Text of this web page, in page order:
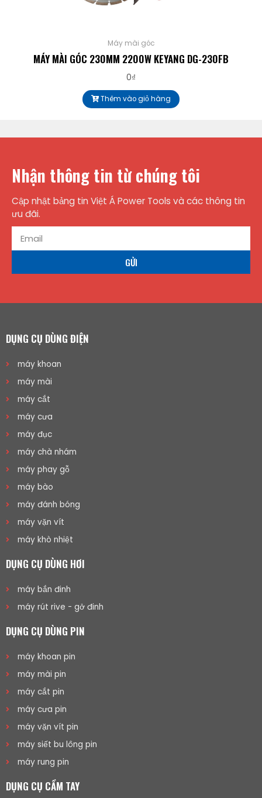
Máy mài góc
MÁY MÀI GÓC 230MM 2200W KEYANG DG-230FB
0₫
Thêm vào giỏ hàng
Nhận thông tin từ chúng tôi
Cập nhật bảng tin Việt Á Power Tools và các thông tin
ưu đãi.
GỬI
DỤNG CỤ DÙNG ĐIỆN
máy khoan
máy mài
máy cắt
máy cưa
máy đục
máy chà nhám
máy phay gỗ
máy bào
máy đánh bóng
máy vặn vít
máy khò nhiệt
DỤNG CỤ DÙNG HƠI
máy bắn đinh
máy rút rive - gở đinh
DỤNG CỤ DÙNG PIN
máy khoan pin
máy mài pin
máy cắt pin
máy cưa pin
máy vặn vít pin
máy siết bu lông pin
máy rung pin
DỤNG CỤ CẦM TAY